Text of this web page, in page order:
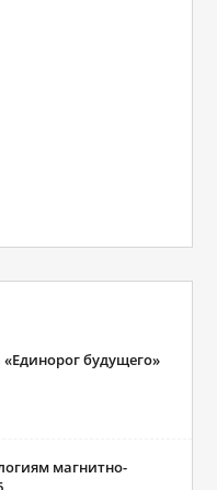
будущего»
магнитно-